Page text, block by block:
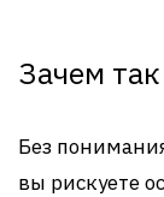
Зачем
Без
вы рискуете